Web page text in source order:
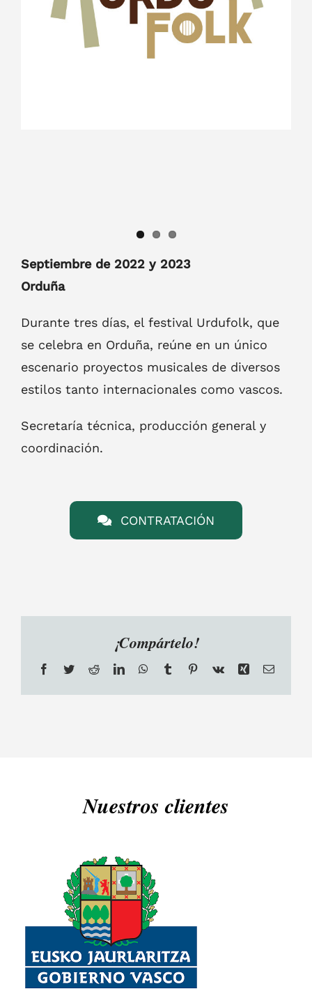
Septiembre de 2022 y 2023
Orduña
Durante tres días, el festival Urdufolk, que
se celebra en Orduña, reúne en un único
escenario proyectos musicales de diversos
estilos tanto internacionales como vascos.
Secretaría técnica, producción general y
coordinación.
CONTRATACIÓN
¡Compártelo!
Facebook
TwitterRedditLinkedInWhatsApp
TumblrPinterest
Vk Xing Email
Nuestros clientes